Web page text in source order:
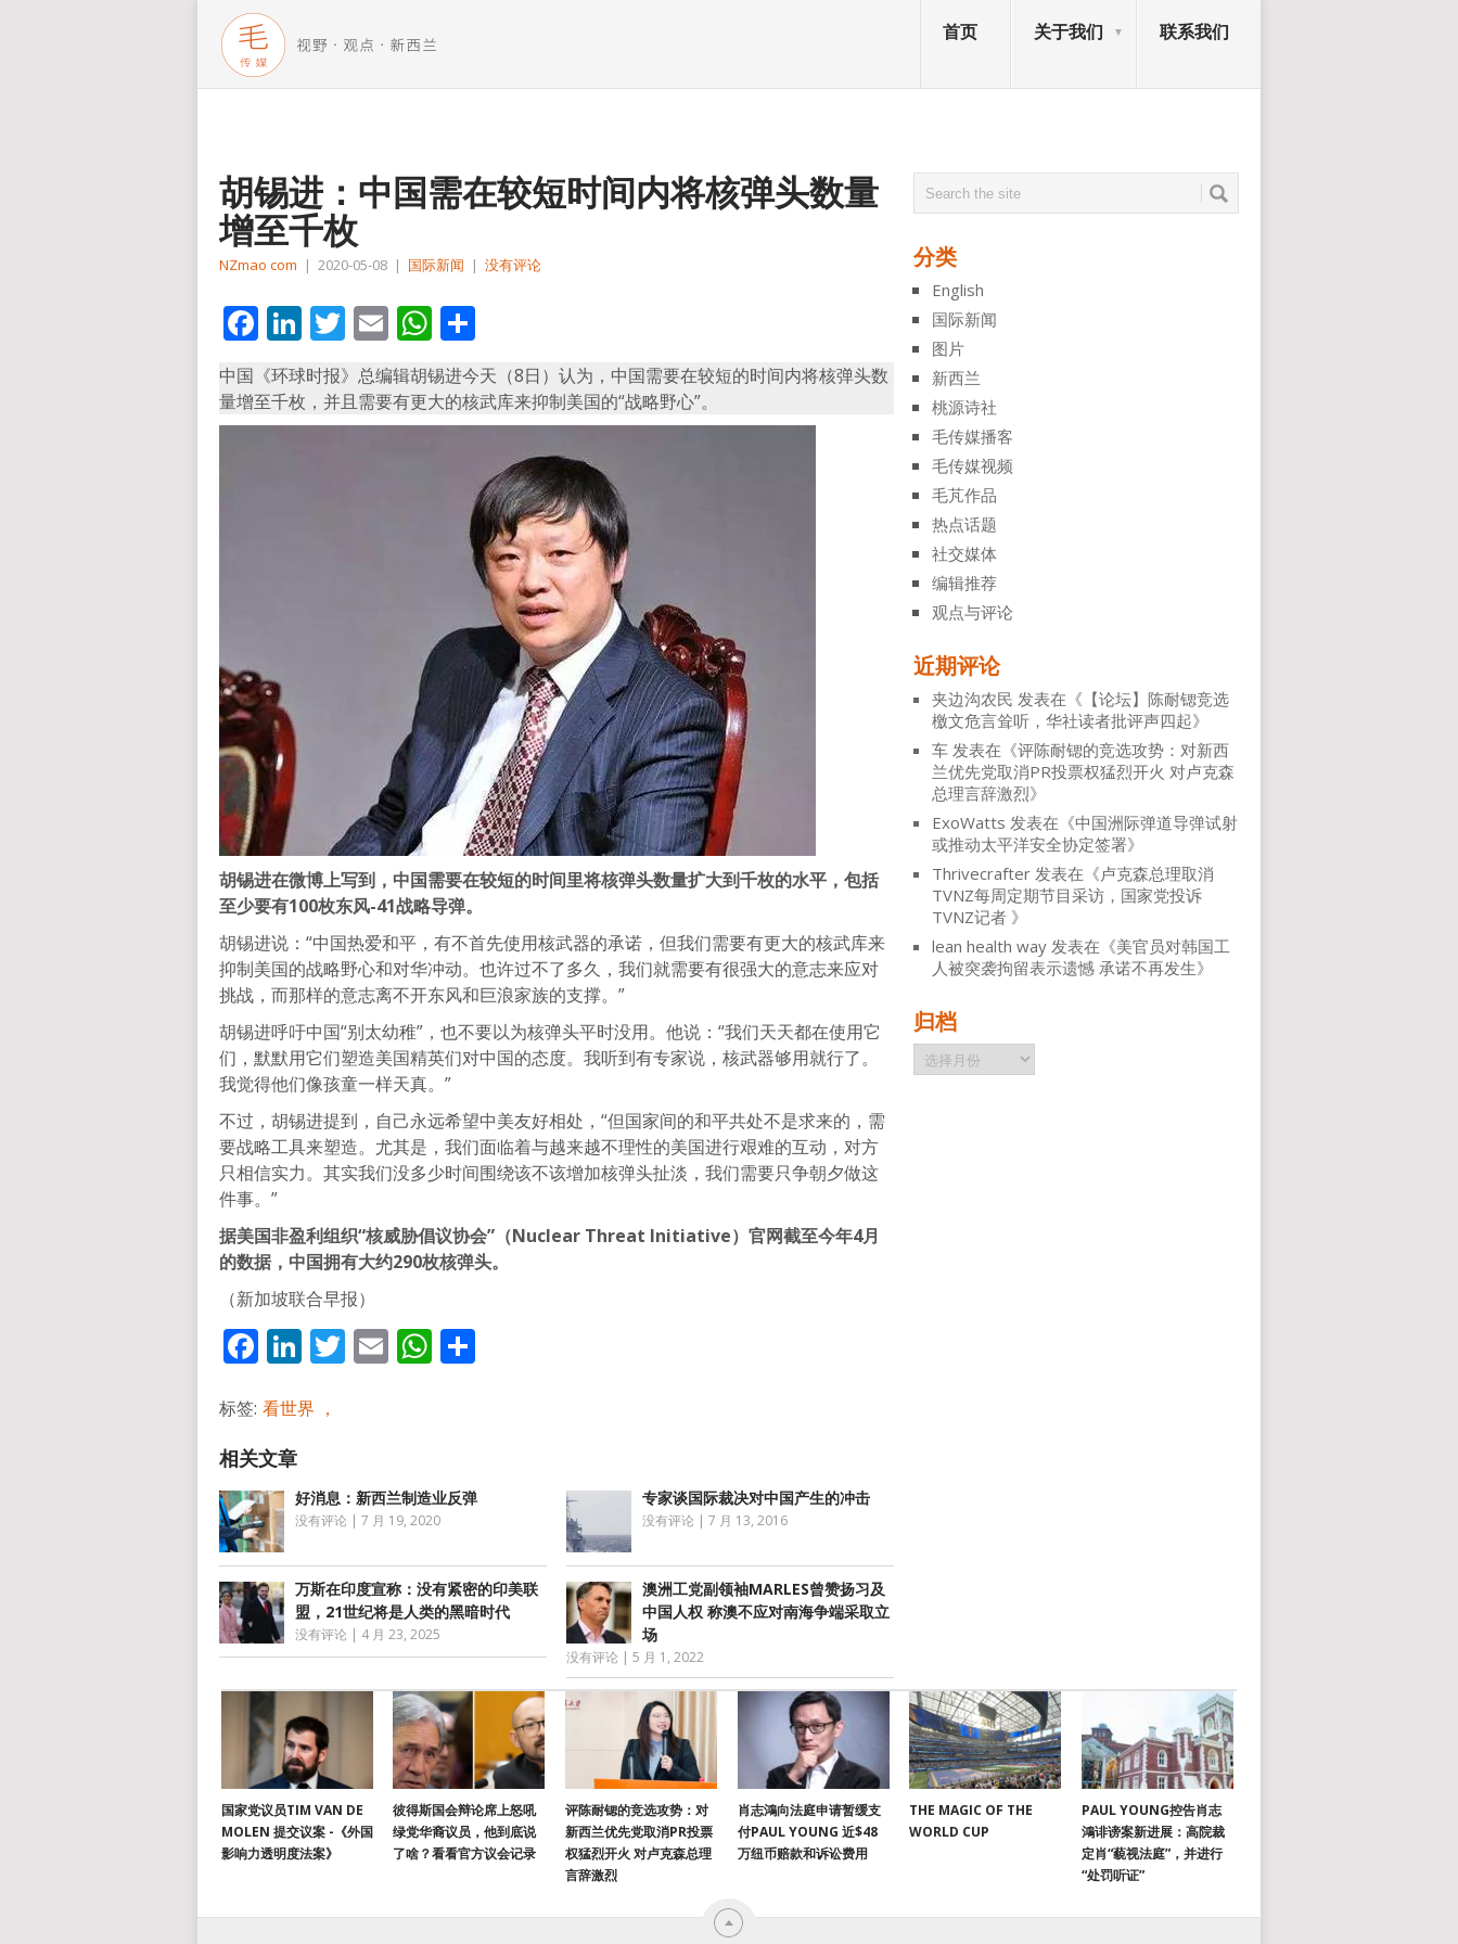
首页 关于我们 联系我们
胡锡进：中国需在较短时间内将核弹头数量
增至千枚
NZmao com | 2020-05-08 | 国际新闻 | 没有评论
Facebook
LinkedIn
Twitter
EmailWhatsApp
享
中国《环球时报》总编辑胡锡进今天（8日）认为，中国需要在较短的时间内将核弹头数
量增至千枚，并且需要有更大的核武库来抑制美国的“战略野心”。
胡锡进在微博上写到，中国需要在较短的时间里将核弹头数量扩大到千枚的水平，包括
至少要有100枚东风-41战略导弹。
胡锡进说：“中国热爱和平，有不首先使用核武器的承诺，但我们需要有更大的核武库来
抑制美国的战略野心和对华冲动。也许过不了多久，我们就需要有很强大的意志来应对
挑战，而那样的意志离不开东风和巨浪家族的支撑。”
胡锡进呼吁中国“别太幼稚”，也不要以为核弹头平时没用。他说：“我们天天都在使用它
们，默默用它们塑造美国精英们对中国的态度。我听到有专家说，核武器够用就行了。
我觉得他们像孩童一样天真。”
不过，胡锡进提到，自己永远希望中美友好相处，“但国家间的和平共处不是求来的，需
要战略工具来塑造。尤其是，我们面临着与越来越不理性的美国进行艰难的互动，对方
只相信实力。其实我们没多少时间围绕该不该增加核弹头扯淡，我们需要只争朝夕做这
件事。”
据美国非盈利组织“核威胁倡议协会”（Nuclear Threat Initiative）官网截至今年4月
的数据，中国拥有大约290枚核弹头。
（新加坡联合早报）
Facebook
LinkedIn
Twitter
EmailWhatsApp
标签: 看世界 ，
好消息：新西兰制造业反弹
没有评论 | 7 月 19, 2020
专家谈国际裁决对中国产生的冲击
没有评论 |7 月 13, 2016
万斯在印度宣称：没有紧密的印美联
盟，21世纪将是人类的黑暗时代
没有评论 | 4 月 23, 2025
澳洲工党副领袖MARLES曾赞扬习及
中国人权 称澳不应对南海争端采取立
场
没有评论 |5 月 1, 2022
分类
English
国际新闻
图片
新西兰
桃源诗社
毛传媒播客
毛传媒视频
毛芃作品
热点话题
社交媒体
编辑推荐
观点与评论
近期评论
夹边沟农民 发表在《 【论坛】陈耐锶竞选
檄文危言耸听，华社读者批评声四起》
车 发表在《评陈耐锶的竞选攻势：对新西
兰优先党取消PR投票权猛烈开火 对卢克森
总理言辞激烈》
ExoWatts 发表在《中国洲际弹道导弹试射
或推动太平洋安全协定签署》
Thrivecrafter 发表在《卢克森总理取消
TVNZ每周定期节目采访，国家党投诉
TVNZ记者 》
lean health way 发表在《美官员对韩国工
人被突袭拘留表示遗憾 承诺不再发生》
归档
归
档
国家党议员TIM VAN DE
MOLEN 提交议案 -《外国
影响力透明度法案》
彼得斯国会辩论席上怒吼
绿党华裔议员，他到底说
了啥？看看官方议会记录
评陈耐锶的竞选攻势：对
新西兰优先党取消PR投票
权猛烈开火 对卢克森总理
言辞激烈
肖志鴻向法庭申请暂缓支
付PAUL YOUNG 近$48
万纽币赔款和诉讼费用
THE MAGIC OF THE
WORLD CUP
PAUL YOUNG控告肖志
鴻诽谤案新进展：高院裁
定肖“藐视法庭”，并进行
“处罚听证”